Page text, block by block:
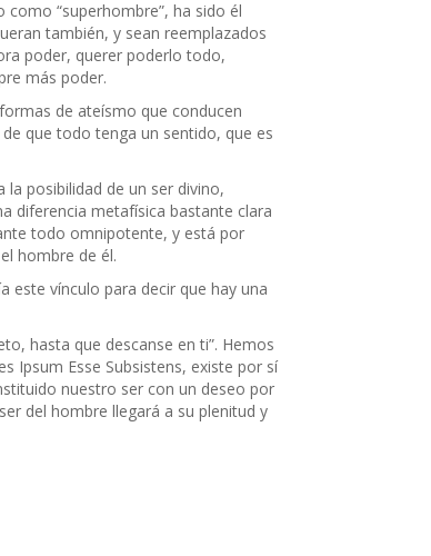
“superhombre”, ha sido él
también, y sean reemplazados
poder, querer poderlo todo,
más poder.
de ateísmo que conducen
que todo tenga un sentido, que es
posibilidad de un ser divino,
diferencia metafísica bastante clara
todo omnipotente, y está por
hombre de él.
este vínculo para decir que hay una
hasta que descanse en ti”. Hemos
Ipsum Esse Subsistens, existe por sí
nuestro ser con un deseo por
del hombre llegará a su plenitud y